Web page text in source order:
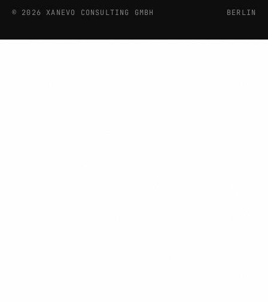
© 2026 XANEVO CONSULTING GMBH BERLIN